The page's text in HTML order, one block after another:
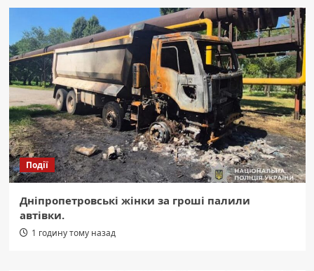
Події
Дніпропетровські жінки за гроші палили
автівки.
1 годину тому назад